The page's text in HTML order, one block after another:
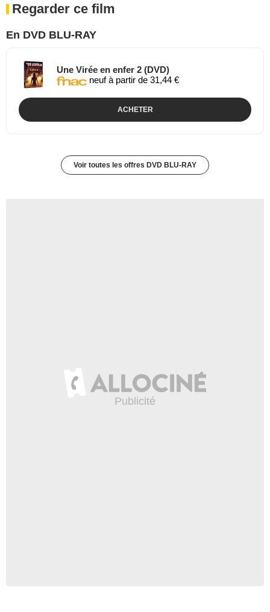
Regarder ce film
En DVD BLU-RAY
Une Virée en enfer 2 (DVD)
neuf à partir de 31,44 €
ACHETER
Voir toutes les offres DVD BLU-RAY